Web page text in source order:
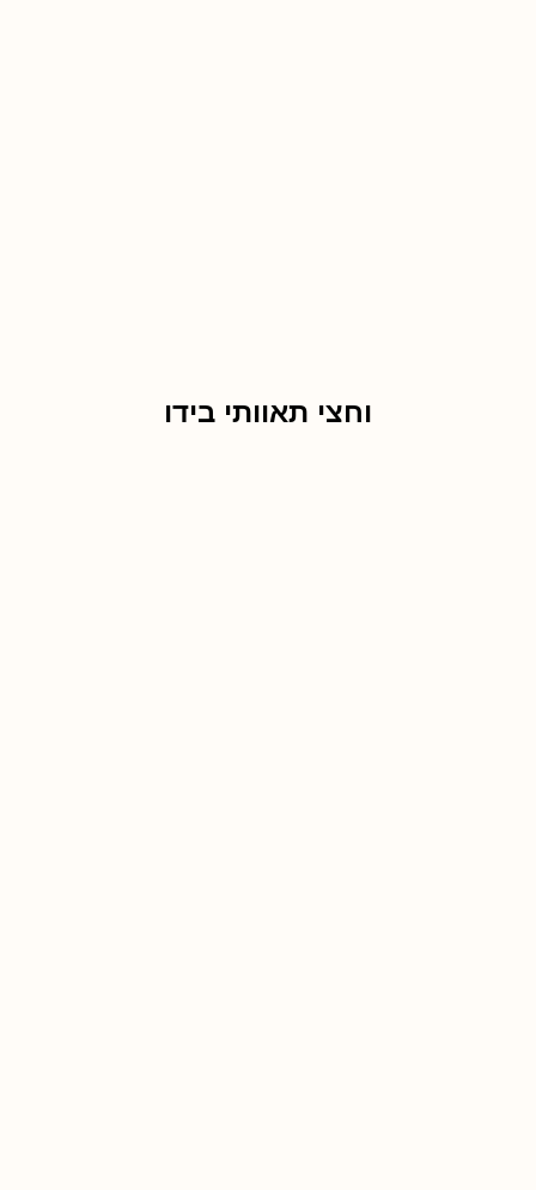
וחצי תאוותי בידו